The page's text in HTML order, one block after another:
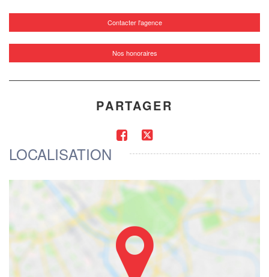
Contacter l'agence
Nos honoraires
PARTAGER
LOCALISATION